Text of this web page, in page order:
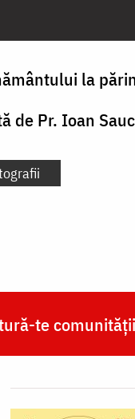
la
de Pr. Ioan
te